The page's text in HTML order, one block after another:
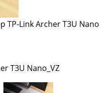
TP-Link Archer T3U Nano
T3U Nano_VZ